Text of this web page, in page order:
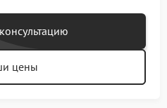
цены